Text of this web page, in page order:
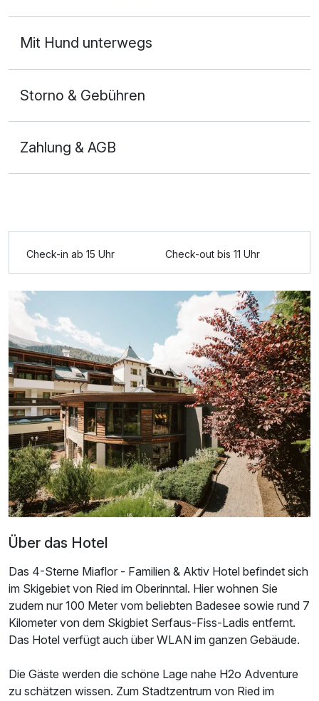
Doppelzimmer Superior
2 Erwachsene
Ausstattung
Für 5 Tage p.P. ab597,60 €
Mit Hund unterwegs
Storno & Gebühren
Zahlung & AGB
Check-in ab 15 Uhr Check-out bis 11 Uhr
Über das Hotel
Das 4-Sterne Miaflor - Familien & Aktiv Hotel befindet sich
im Skigebiet von Ried im Oberinntal. Hier wohnen Sie
zudem nur 100 Meter vom beliebten Badesee sowie rund 7
Kilometer von dem Skigbiet Serfaus-Fiss-Ladis entfernt.
Das Hotel verfügt auch über WLAN im ganzen Gebäude.
Die Gäste werden die schöne Lage nahe H2o Adventure
zu schätzen wissen. Zum Stadtzentrum von Ried im